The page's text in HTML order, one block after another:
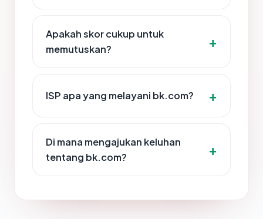
Apakah skor cukup untuk
memutuskan?
ISP apa yang melayani bk.com?
Di mana mengajukan keluhan
tentang bk.com?